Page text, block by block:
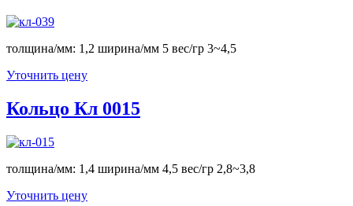
толщина/мм: 1,2 ширина/мм 5 вес/гр 3~4,5
Уточнить цену
Кольцо Кл 0015
толщина/мм: 1,4 ширина/мм 4,5 вес/гр 2,8~3,8
Уточнить цену